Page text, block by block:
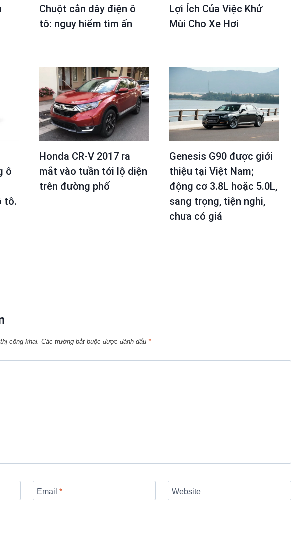
Chuột cắn dây điện ô
tô: nguy hiểm tìm ẩn
Lợi Ích Của Việc Khử
Mùi Cho Xe Hơi
ô
tô.
Honda CR-V 2017 ra
mắt vào tuần tới lộ diện
trên đường phố
Genesis G90 được giới
thiệu tại Việt Nam;
động cơ 3.8L hoặc 5.0L,
sang trọng, tiện nghi,
chưa có giá
công khai. Các trường bắt buộc được đánh dấu *
Email * Website